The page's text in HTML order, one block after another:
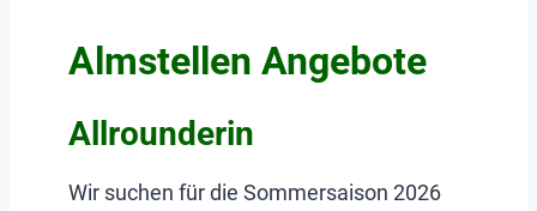
Almstellen Angebote
Allrounderin
Wir suchen für die Sommersaison 2026